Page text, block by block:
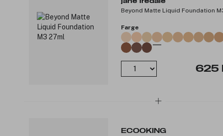
Beyond Matte Liquid Foundation
Farge
625
ECOOKING